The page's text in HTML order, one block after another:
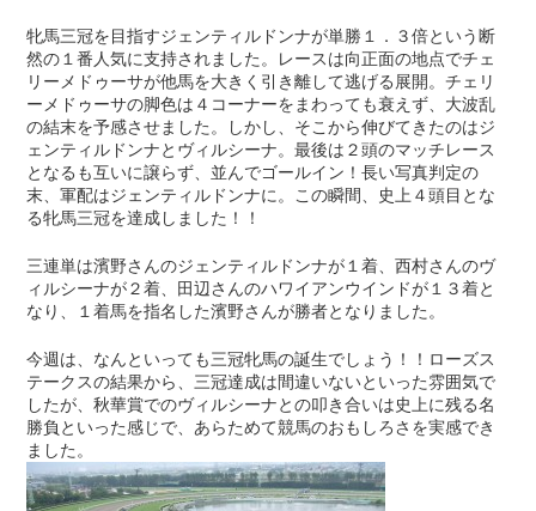
牝馬三冠を目指すジェンティルドンナが単勝１．３倍という断
然の１番人気に支持されました。レースは向正面の地点でチェ
リーメドゥーサが他馬を大きく引き離して逃げる展開。チェリ
ーメドゥーサの脚色は４コーナーをまわっても衰えず、大波乱
の結末を予感させました。しかし、そこから伸びてきたのはジ
ェンティルドンナとヴィルシーナ。最後は２頭のマッチレース
となるも互いに譲らず、並んでゴールイン！長い写真判定の
末、軍配はジェンティルドンナに。この瞬間、史上４頭目とな
る牝馬三冠を達成しました！！
三連単は濱野さんのジェンティルドンナが１着、西村さんのヴ
ィルシーナが２着、田辺さんのハワイアンウインドが１３着と
なり、１着馬を指名した濱野さんが勝者となりました。
今週は、なんといっても三冠牝馬の誕生でしょう！！ローズス
テークスの結果から、三冠達成は間違いないといった雰囲気で
したが、秋華賞でのヴィルシーナとの叩き合いは史上に残る名
勝負といった感じで、あらためて競馬のおもしろさを実感でき
ました。